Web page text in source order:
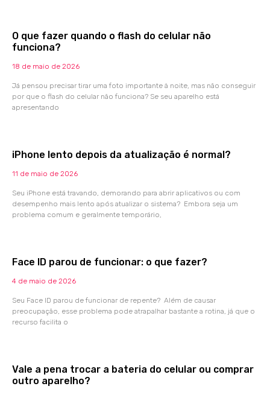
O que fazer quando o flash do celular não
funciona?
18 de maio de 2026
Já pensou precisar tirar uma foto importante à noite, mas não conseguir
por que o flash do celular não funciona? Se seu aparelho está
apresentando
iPhone lento depois da atualização é normal?
11 de maio de 2026
Seu iPhone está travando, demorando para abrir aplicativos ou com
desempenho mais lento após atualizar o sistema? Embora seja um
problema comum e geralmente temporário,
Face ID parou de funcionar: o que fazer?
4 de maio de 2026
Seu Face ID parou de funcionar de repente? Além de causar
preocupação, esse problema pode atrapalhar bastante a rotina, já que o
recurso facilita o
Vale a pena trocar a bateria do celular ou comprar
outro aparelho?